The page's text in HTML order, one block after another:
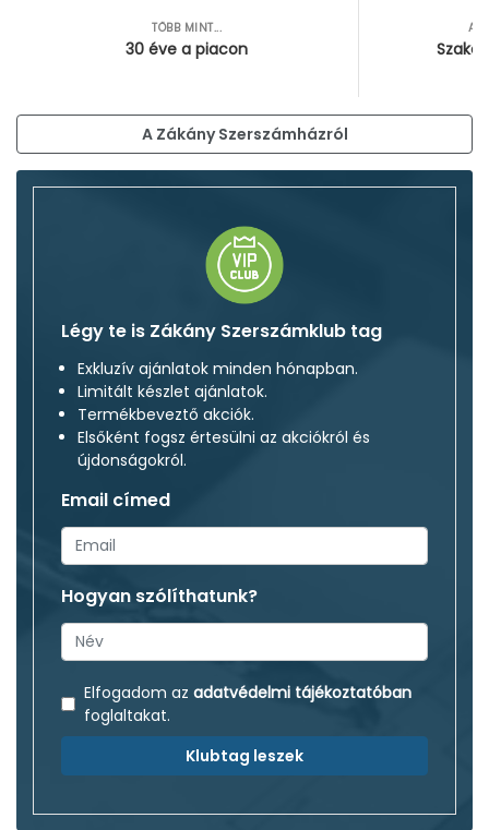
TÖBB MINT...
30 éve a piacon
A Zákány Szerszámházról
Légy te is Zákány Szerszámklub tag
Exkluzív ajánlatok minden hónapban.
Limitált készlet ajánlatok.
Termékbeveztő akciók.
Elsőként fogsz értesülni az akciókról és
újdonságokról.
Email címed
Hogyan szólíthatunk?
Elfogadom az adatvédelmi tájékoztatóban
foglaltakat.
Klubtag leszek